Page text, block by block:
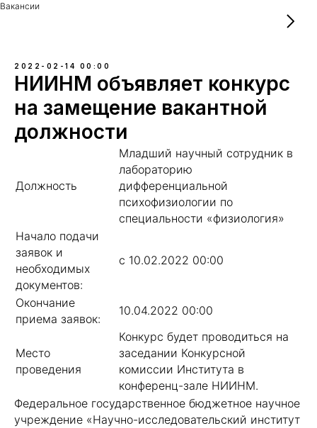
Вакансии
2022-02-14 00:00
НИИНМ объявляет конкурс
на замещение вакантной
должности
Должность
Младший научный сотрудник в
лабораторию
дифференциальной
психофизиологии по
специальности «физиология»
Начало подачи
заявок и
необходимых
документов:
с 10.02.2022 00:00
Окончание
приема заявок:
10.04.2022 00:00
Место
проведения
Конкурс будет проводиться на
заседании Конкурсной
комиссии Института в
конференц-зале НИИНМ.
Федеральное государственное бюджетное научное
учреждение «Научно-исследовательский институт